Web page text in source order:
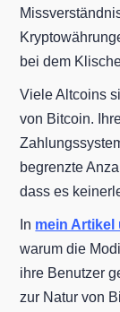
bei dem
Viele Altcoins
von Bitcoin.
begrenzte
dass es
In mein Artikel
warum die
ihre Benutzer
zur Natur von